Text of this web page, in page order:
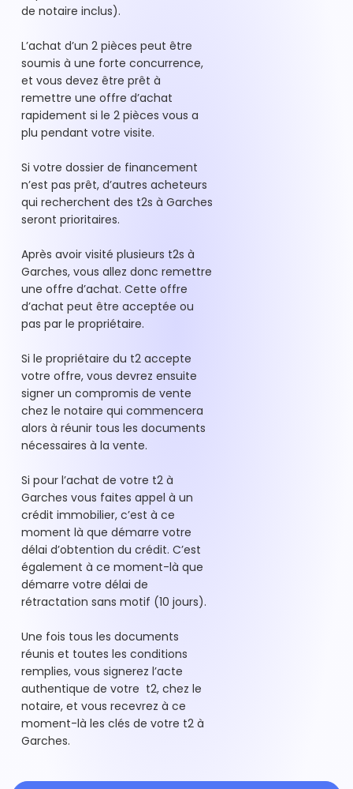
de notaire inclus).
L’achat d’un 2 pièces peut être
soumis à une forte concurrence,
et vous devez être prêt à
remettre une offre d’achat
rapidement si le 2 pièces vous a
plu pendant votre visite.
Si votre dossier de financement
n’est pas prêt, d’autres acheteurs
qui recherchent des t2s à Garches
seront prioritaires.
Après avoir visité plusieurs t2s à
Garches, vous allez donc remettre
une offre d’achat. Cette offre
d’achat peut être acceptée ou
pas par le propriétaire.
Si le propriétaire du t2 accepte
votre offre, vous devrez ensuite
signer un compromis de vente
chez le notaire qui commencera
alors à réunir tous les documents
nécessaires à la vente.
Si pour l’achat de votre t2 à
Garches vous faites appel à un
crédit immobilier, c’est à ce
moment là que démarre votre
délai d’obtention du crédit. C’est
également à ce moment-là que
démarre votre délai de
rétractation sans motif (10 jours).
Une fois tous les documents
réunis et toutes les conditions
remplies, vous signerez l’acte
authentique de votre t2, chez le
notaire, et vous recevrez à ce
moment-là les clés de votre t2 à
Garches.